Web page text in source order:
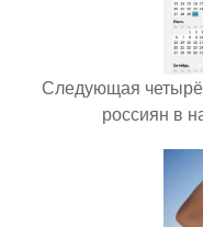
Следующая
россиян в